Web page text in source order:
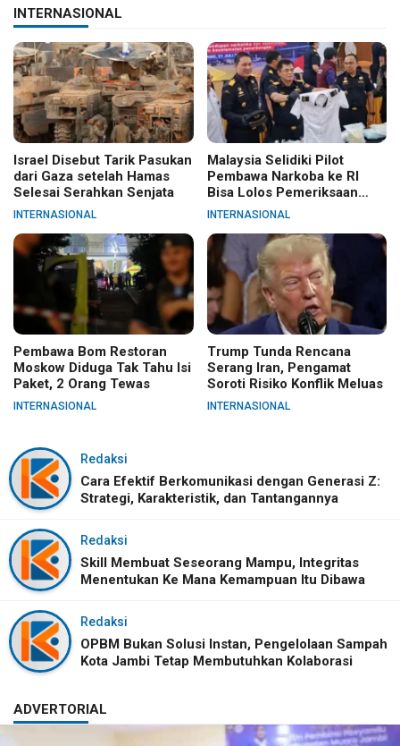
INTERNASIONAL
Israel Disebut Tarik Pasukan
dari Gaza setelah Hamas
Selesai Serahkan Senjata
INTERNASIONAL
Malaysia Selidiki Pilot
Pembawa Narkoba ke RI
Bisa Lolos Pemeriksaan
KLIA
INTERNASIONAL
Pembawa Bom Restoran
Moskow Diduga Tak Tahu Isi
Paket, 2 Orang Tewas
INTERNASIONAL
Trump Tunda Rencana
Serang Iran, Pengamat
Soroti Risiko Konflik Meluas
INTERNASIONAL
Redaksi
Cara Efektif Berkomunikasi dengan Generasi Z:
Strategi, Karakteristik, dan Tantangannya
Redaksi
Skill Membuat Seseorang Mampu, Integritas
Menentukan Ke Mana Kemampuan Itu Dibawa
Redaksi
OPBM Bukan Solusi Instan, Pengelolaan Sampah
Kota Jambi Tetap Membutuhkan Kolaborasi
ADVERTORIAL